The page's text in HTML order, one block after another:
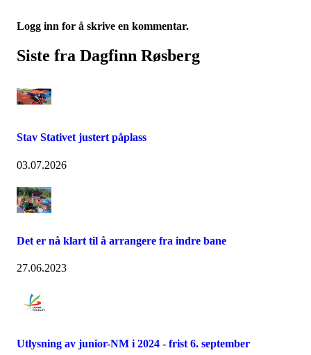
Logg inn for å skrive en kommentar.
Siste fra Dagfinn Røsberg
Stav Stativet justert påplass
03.07.2026
Det er nå klart til å arrangere fra indre bane
27.06.2023
Utlysning av junior-NM i 2024 - frist 6. september